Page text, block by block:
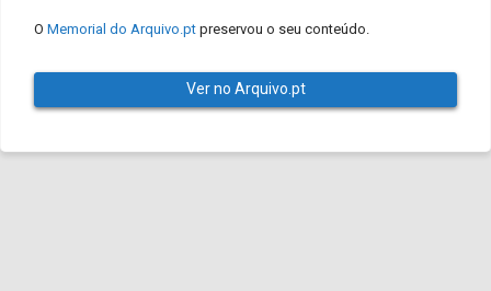
O Memorial do Arquivo.pt preservou o seu conteúdo.
Ver no Arquivo.pt